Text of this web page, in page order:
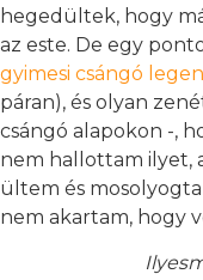
hegedültek, hogy
az este. De egy
gyimesi csángó
páran), és olyan
csángó alapokon -,
nem hallottam ilyet,
ültem és
nem akartam, hogy